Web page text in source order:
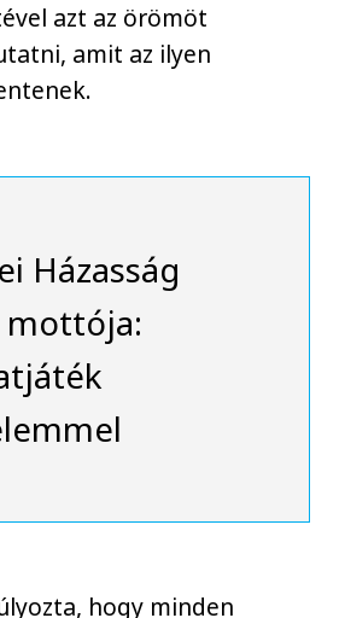
azt az örömöt
amit az ilyen
Házasság
mottója:
hogy minden